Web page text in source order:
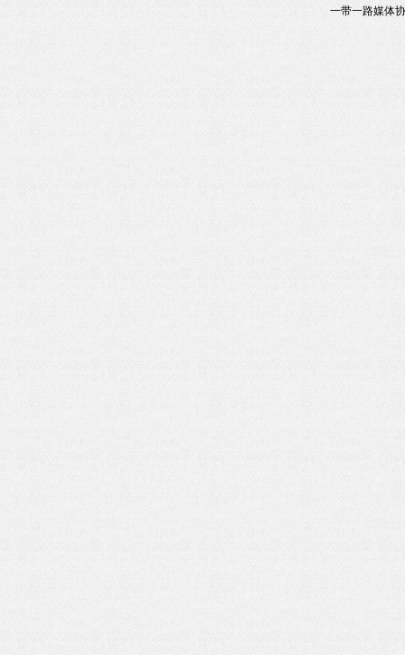
一带一路媒体